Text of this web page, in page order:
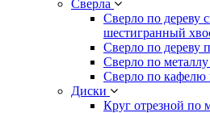
Сверла
Сверло по дереву
шестигранный
Сверло по дереву
Сверло по
Сверло по кафелю
Диски
Круг отрезной по